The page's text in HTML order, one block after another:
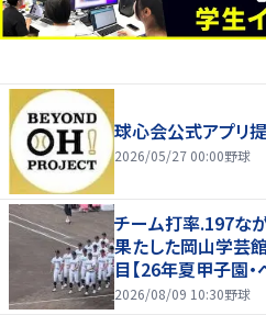
球心会公式アプリ
2026/05/27 00:00野球
チーム打率.197な
果たした岡山学芸
目【26年夏甲子園・
2026/08/09 10:30野球